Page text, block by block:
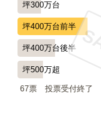
坪300万台
坪400万台前半
坪400万台後半
坪500万超
67票 投票受付終了